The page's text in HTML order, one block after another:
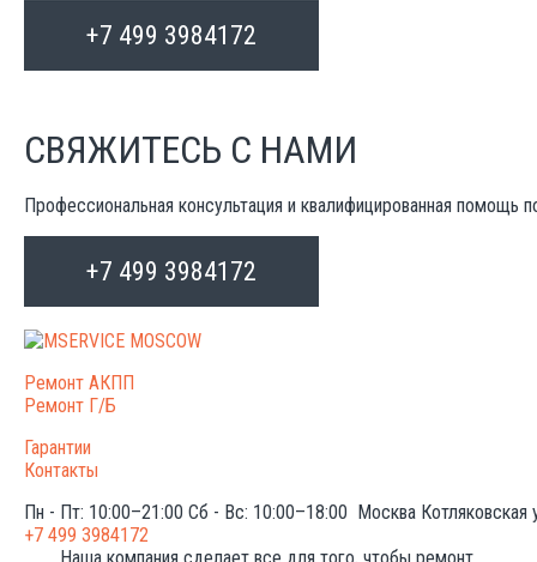
+7 499 3984172
СВЯЖИТЕСЬ С НАМИ
Профессиональная консультация и квалифицированная
+7 499 3984172
Ремонт АКПП
Ремонт Г/Б
Гарантии
Контакты
Пн - Пт: 10:00–21:00 Сб - Вс: 10:00–18:00 Москва Котляковская
+7 499 3984172